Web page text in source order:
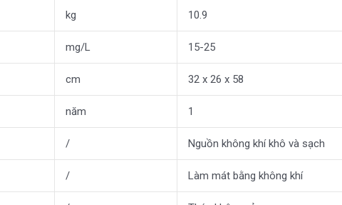
kg 10.9
mg/L 15-25
cm 32 x 26 x 58
năm 1
/ Nguồn không khí khô và sạch
/ Làm mát bằng không khí